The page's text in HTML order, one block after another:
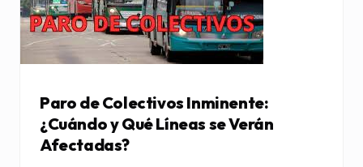
Paro de Colectivos Inminente:
¿Cuándo y Qué Líneas se Verán
Afectadas?